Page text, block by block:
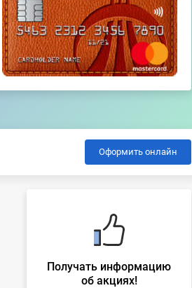
Оформить онлайн
Получать информацию
об акциях!